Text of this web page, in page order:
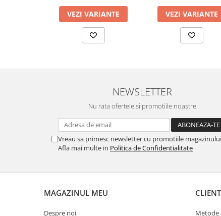
VEZI VARIANTE VEZI VARIANTE
NEWSLETTER
Nu rata ofertele si promotiile noastre
Vreau sa primesc newsletter cu promotiile
Afla mai multe in Politica de Confidentialitate
MAGAZINUL MEU
Despre noi Metode